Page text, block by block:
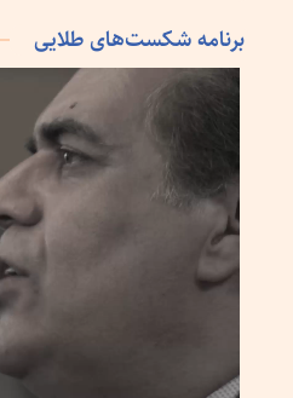
برنامه شکست‌های طلایی